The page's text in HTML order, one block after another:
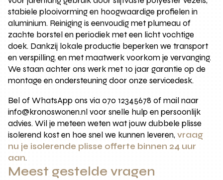
stabiele plooivorming en hoogwaardige profielen in
aluminium. Reiniging is eenvoudig met plumeau of
zachte borstel en periodiek met een licht vochtige
doek. Dankzij lokale productie beperken we transport
en verspilling, en met maatwerk voorkom je vervanging.
We staan achter ons werk met 10 jaar garantie op de
montage en ondersteuning door onze servicedesk.
Bel of WhatsApp ons via 070 12345678 of mail naar
info@kronoswonen.nl voor snelle hulp en persoonlijk
advies. Wil je meteen weten wat jouw dubbele plisse
isolerend kost en hoe snel we kunnen leveren,vraag
nu je isolerende plisse offerte binnen 24 uur
aan.
Meest gestelde vragen